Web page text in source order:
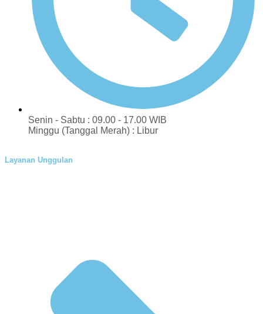
Senin - Sabtu : 09.00 - 17.00 WIB
Minggu (Tanggal Merah) : Libur
Layanan Unggulan